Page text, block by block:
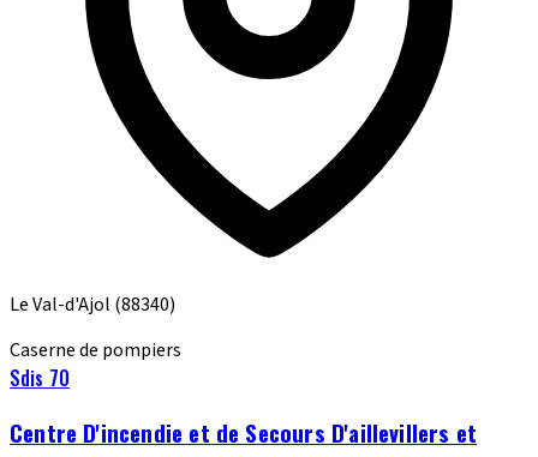
Le Val-d'Ajol (88340)
Caserne de pompiers
Sdis 70
Centre D'incendie et de Secours D'aillevillers et